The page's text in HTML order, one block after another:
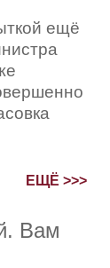
ещё
ЕЩЁ >>>
Вам